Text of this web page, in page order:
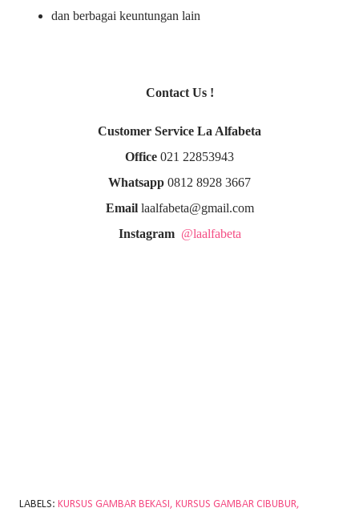
dan berbagai keuntungan lain
Contact Us !
Customer Service La Alfabeta
Office 021 22853943
Whatsapp 0812 8928 3667
Emaillaalfabeta@gmail.com
Instagram @laalfabeta
LABELS: KURSUS GAMBAR BEKASI KURSUS GAMBAR CIBUBUR